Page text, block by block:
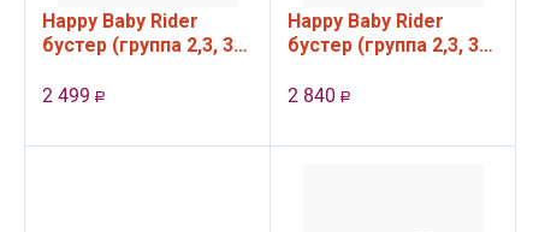
Happy Baby Rider
бустер (группа 2,3, 3-
Dark olive
2 499 Р
Happy Baby Rider
бустер (группа 2,3, 3-
Graphite
2 840 Р